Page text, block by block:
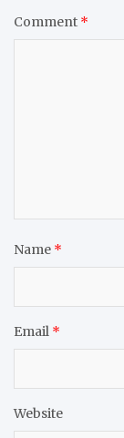
Comment *
Name *
Email *
Website